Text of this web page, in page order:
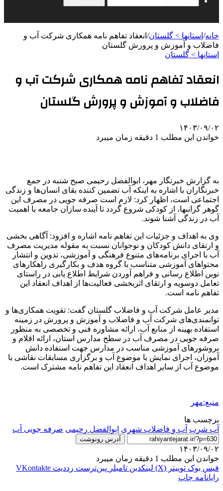
خانه/ استانها > گلستان/ انعقاد تفاهم نامه همکاری شرکت آب و
فاضلاب و آموزش و پرورش گلستان
استانها > گلستان
انعقاد تفاهم نامه همکاری شرکت آب و
فاضلاب و آموزش و پرورش گلستان
۱۴۰۳/۰۹/۰۲
خواندن این مطلب 1 دقیقه زمان میبرد
به گزارش خبرنگار مهر، ابوالفضل رحیمی صبح شنبه در جمع
خبرنگاران با اشاره به اینکه آب تضمین کننده بقای انسان‌ها و زندگی
اجتماعی است، اظهار کرد: لازم است صرفه جویی در مصرف این
گوهر گرانبها، از کودکی شروع گردد تا آینده سازان جامعه با اهمیت
آب در زندگی آشنا شوند.
وی به اهداف و جزئیات این تفاهم نامه اشاره و افزود: آگاهی بخشی
و ارتقای دانش کودکان و نوجوانان نسبت به مقوله مدیریت مصرف
آب با اجرای برنامه‌های متنوع فرهنگی و آموزشی، تدوین و انتشار
محتواهای آموزشی متناسب با گروه هدف و بکارگیری راهکارهای
نوین اطلاع رسانی و فراهم آوردن شرایط اطلاع یابی در راستای
تعامل دوسویه و ارتقای اثربخشی فعالیت‌ها از اهداف انعقاد این
تفاهم نامه است.
مدیر عامل شرکت آب و فاضلاب گلستان گفت: تقویت همکاری‌ها و
توانمندی‌های شرکت آب و فاضلاب و آموزش و پرورش در زمینه
استفاده بهینه از منابع آب، ارائه مشاوره فنی و تخصصی به منظور
صرفه جویی در مصرف آب در سطح مدارس استان، ارائه اقلام و
بروشورهای آموزشی مناسب در مدارس جهت استفاده دانش
آموزان، اجرای نمایش با موضوع آب و برگزاری مسابقات نقاشی با
موضوع آب از سایر اهداف انعقاد این تفاهم نامه مشترک است.
منبع:مهر
برچسب ها
آب شرب آب و فاضلاب شهری ابوالفضل رحیمی صرفه جویی آب
آدرس رونوشت
۱۴۰۳/۰۹/۰۲
خواندن این مطلب 1 دقیقه زمان میبرد
فیس بوک توییتر (X) لینکدین ‫تامبلر ‫پین‌ترست ‫رددیت ‫VKontakte
رایانامه چاپ